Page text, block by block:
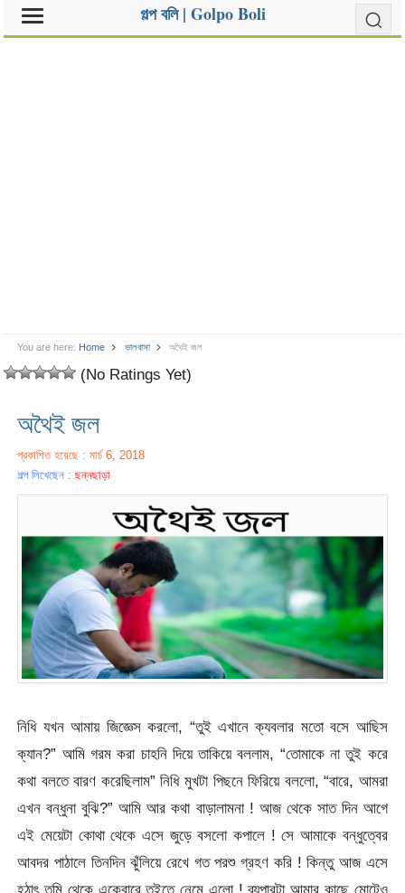
গল্প বলি | Golpo Boli
You are here: Home ভালবাসা অথৈই জল
(No Ratings Yet)
অথৈই জল
প্রকাশিত হয়েছে : মার্চ 6, 2018
গল্প লিখেছেন :ছন্নছাড়া
নিধি যখন আমায় জিজ্ঞেস করলো, “তুই এখানে ক্যবলার মতো বসে আছিস
ক্যান?” আমি গরম করা চাহনি দিয়ে তাকিয়ে বললাম, “তোমাকে না তুই করে
কথা বলতে বারণ করেছিলাম” নিধি মুখটা পিছনে ফিরিয়ে বললো, “বারে, আমরা
এখন বন্ধুনা বুঝি?” আমি আর কথা বাড়ালামনা ! আজ থেকে সাত দিন আগে
এই মেয়েটা কোথা থেকে এসে জুড়ে বসলো কপালে ! সে আমাকে বন্ধুত্বের
আবদর পাঠালে তিনদিন ঝুঁলিয়ে রেখে গত পরশু গ্রহণ করি ! কিন্তু আজ এসে
হঠাৎ তুমি থেকে একেবারে তুইতে নেমে এলো ! ব্যপারটা আমার কাছে মোটেও